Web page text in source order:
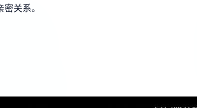
关系。